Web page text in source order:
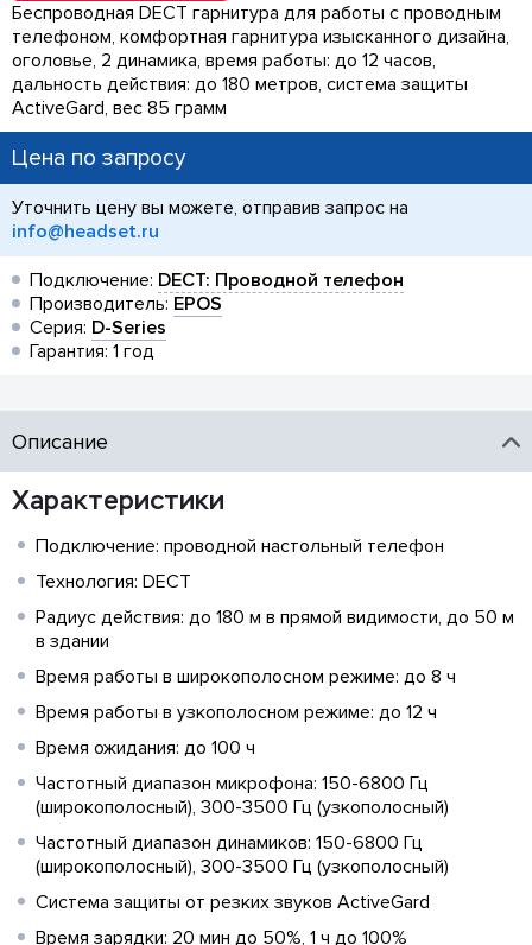
Беспроводная DECT гарнитура для работы с проводным
телефоном, комфортная гарнитура изысканного дизайна,
оголовье, 2 динамика, время работы: до 12 часов,
дальность действия: до 180 метров, система защиты
ActiveGard, вес 85 грамм
Цена по запросу
Уточнить цену вы можете, отправив запрос на
info@headset.ru
Подключение: DECT: Проводной телефон
Производитель: EPOS
Серия: D-Series
Гарантия: 1 год
Описание
Характеристики
Подключение: проводной настольный телефон
Технология: DECT
Радиус действия: до 180 м в прямой видимости, до 50 м
в здании
Время работы в широкополосном режиме: до 8 ч
Время работы в узкополосном режиме: до 12 ч
Время ожидания: до 100 ч
Частотный диапазон микрофона: 150-6800 Гц
(широкополосный), 300-3500 Гц (узкополосный)
Частотный диапазон динамиков: 150-6800 Гц
(широкополосный), 300-3500 Гц (узкополосный)
Система защиты от резких звуков ActiveGard
Время зарядки: 20 мин до 50%, 1 ч до 100%